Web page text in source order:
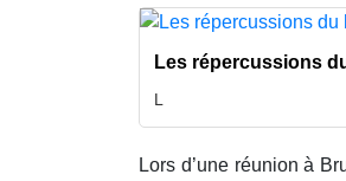
Les répercussions
L
Lors d’une réunion à